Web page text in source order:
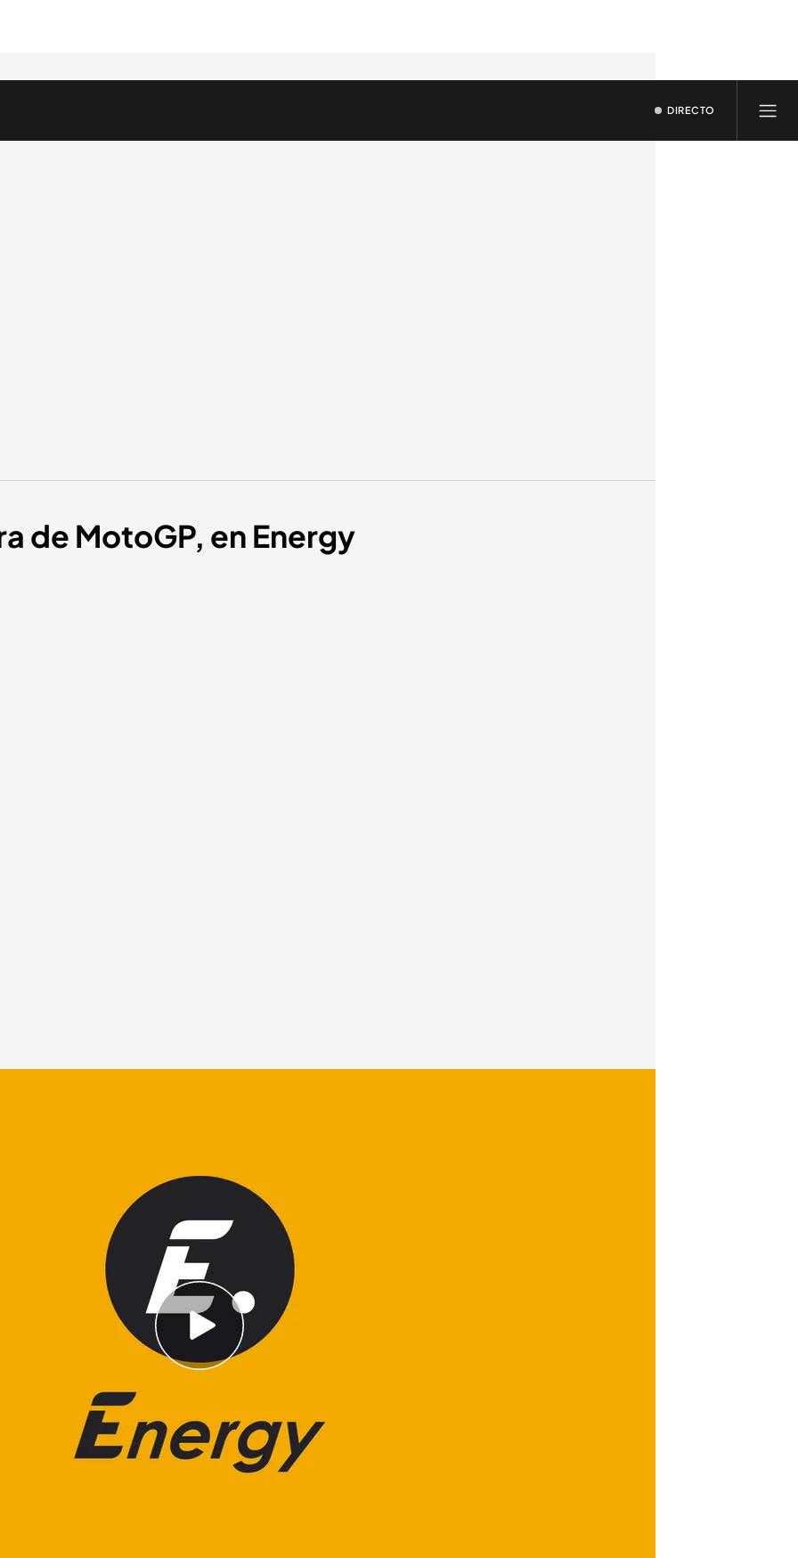
DIRECTO
de MotoGP, en Energy
Premio, Jorge Lorenzo lo conseguía de
de la categoría reina:
"ha sido el título
Marc Márquez se alzaba con el título en
as 09.15 h. el viernes 9 de noviembre.
emitirá en Telecinco el sábado 10 de
y, finalmente,la carreratambién en